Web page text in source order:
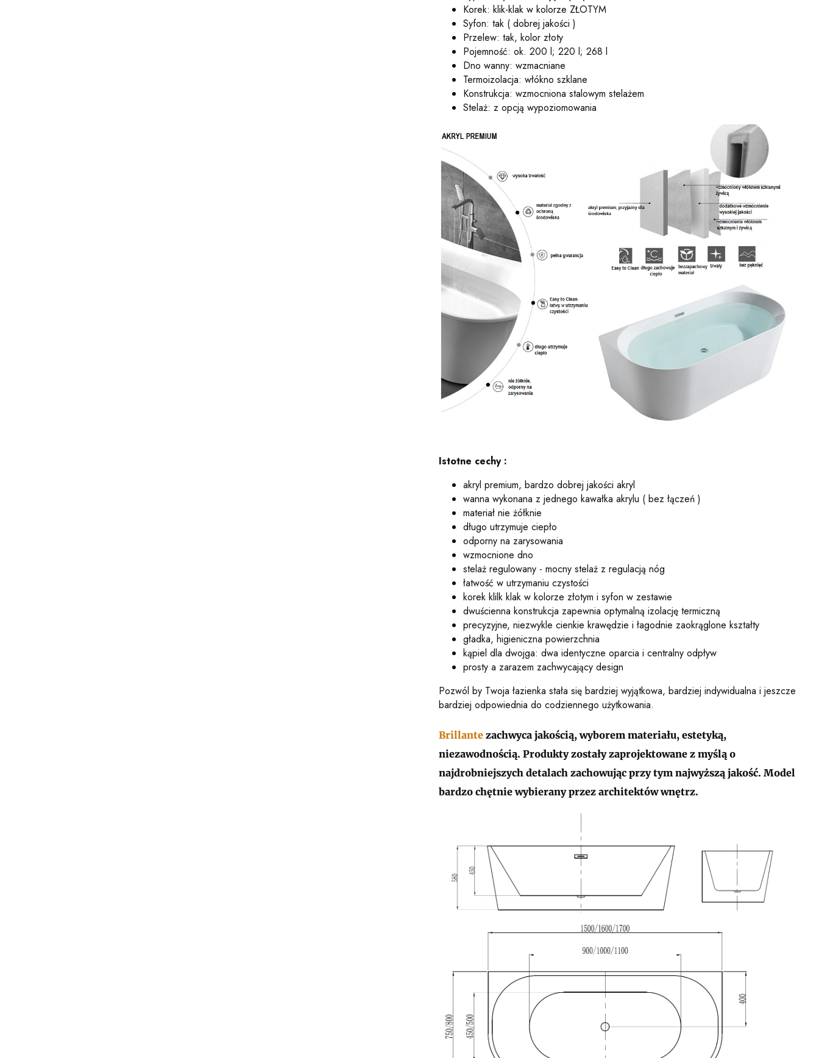
Korek: klik-klak w kolorze ZŁOTYM
Syfon: tak ( dobrej jakości )
Przelew: tak, kolor złoty
Pojemność: ok. 200 l; 220 l; 268 l
Dno wanny: wzmacniane
Termoizolacja: włókno szklane
Konstrukcja: wzmocniona stalowym stelażem
Stelaż: z opcją wypoziomowania
Istotne cechy :
akryl premium, bardzo dobrej jakości akryl
wanna wykonana z jednego kawałka akrylu ( bez łączeń )
materiał nie żółknie
długo utrzymuje ciepło
odporny na zarysowania
wzmocnione dno
stelaż regulowany - mocny stelaż z regulacją nóg
łatwość w utrzymaniu czystości
korek klilk klak w kolorze złotym i syfon w zestawie
dwuścienna konstrukcja zapewnia optymalną izolację termiczną
precyzyjne, niezwykle cienkie krawędzie i łagodnie zaokrąglone kształty
gładka, higieniczna powierzchnia
kąpiel dla dwojga: dwa identyczne oparcia i centralny odpływ
prosty a zarazem zachwycający design
Pozwól by Twoja łazienka stała się bardziej wyjątkowa, bardziej indywidualna i jeszcze
bardziej odpowiednia do codziennego użytkowania.
Brillante zachwyca jakością, wyborem materiału, estetyką,
niezawodnością. Produkty zostały zaprojektowane z myślą o
najdrobniejszych detalach zachowując przy tym najwyższą jakość. Model
bardzo chętnie wybierany przez architektów wnętrz.